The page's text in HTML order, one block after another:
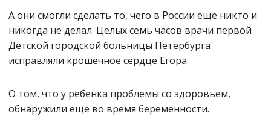
А они смогли сделать то, чего в России еще никто и
никогда не делал. Целых семь часов врачи первой
Детской городской больницы Петербурга
исправляли крошечное сердце Егора.
О том, что у ребенка проблемы со здоровьем,
обнаружили еще во время беременности.